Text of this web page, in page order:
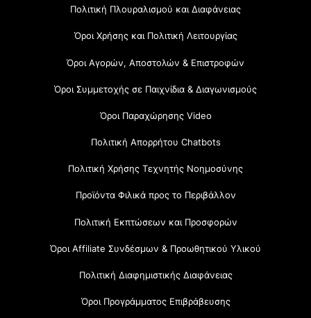
Πολιτική Πλουραλισμού και Διαφάνειας
Όροι Χρήσης και Πολιτική Λειτουργίας
Όροι Αγορών, Αποστολών & Επιστροφών
Όροι Συμμετοχής σε Παιχνίδια & Διαγωνισμούς
Όροι Παραχώρησης Video
Πολιτική Απορρήτου Chatbots
Πολιτική Χρήσης Τεχνητής Νοημοσύνης
Προϊόντα Φιλικά προς το Περιβάλλον
Πολιτική Εκπτώσεων και Προσφορών
Όροι Affiliate Συνδέσμων & Προωθητικού Υλικού
Πολιτική Διαφημιστικής Διαφάνειας
Όροι Προγράμματος Επιβράβευσης